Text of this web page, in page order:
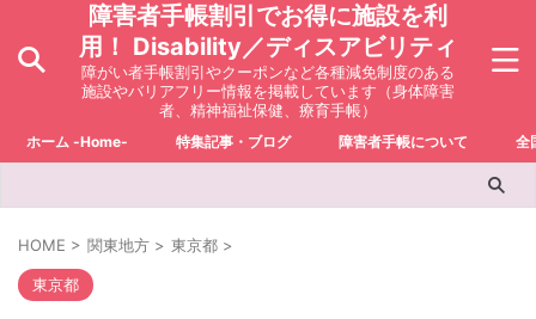
障害者手帳割引でお得に施設を利
用！ Disability／ディスアビリティ
障がい者手帳割引やクーポンなど各種減免制度のある
施設やバリアフリー情報を掲載しています（身体障害
者、精神福祉保健、療育手帳）
ホーム -Home- 特集記事・ブログ 障害者手帳について 全
HOME > 関東地方 > 東京都 >
東京都